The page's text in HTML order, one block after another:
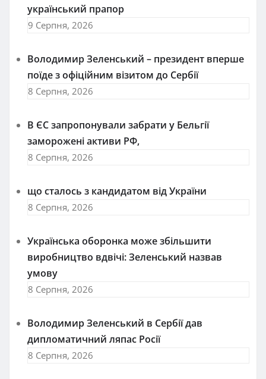
український прапор
9 Серпня, 2026
Володимир Зеленський – президент вперше
поїде з офіційним візитом до Сербії
8 Серпня, 2026
В ЄС запропонували забрати у Бельгії
заморожені активи РФ,
8 Серпня, 2026
що сталось з кандидатом від України
8 Серпня, 2026
Українська оборонка може збільшити
виробництво вдвічі: Зеленський назвав
умову
8 Серпня, 2026
Володимир Зеленський в Сербії дав
дипломатичний ляпас Росії
8 Серпня, 2026